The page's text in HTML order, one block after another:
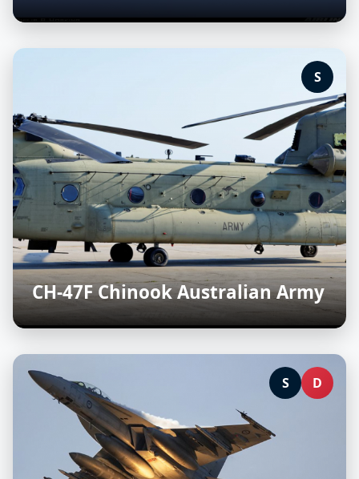
S
CH-47F Chinook Australian Army
S D